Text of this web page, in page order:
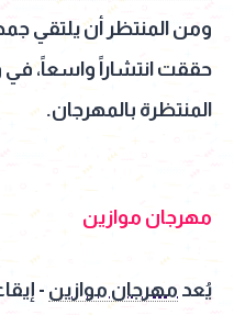
ومن المنتظر أن يلتقي
حققت انتشاراً واسعاً، في
المنتظرة بالمهرجان.
مهرجان موازين
يُعد مهرجان موازين -